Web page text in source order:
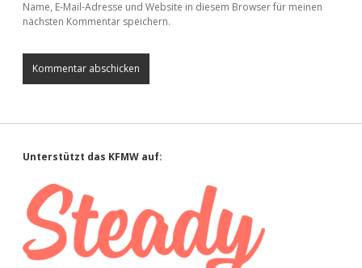
Name, E-Mail-Adresse und Website in diesem Browser für meinen
nächsten Kommentar speichern.
Sidebar
Unterstützt das KFMW auf: